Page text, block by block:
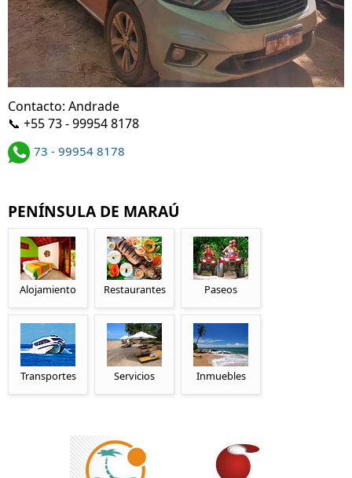
Contacto: Andrade
📞 +55 73 - 99954 8178
73 - 99954 8178
PENÍNSULA DE MARAÚ
Alojamiento Restaurantes Paseos
Transportes Servicios Inmuebles